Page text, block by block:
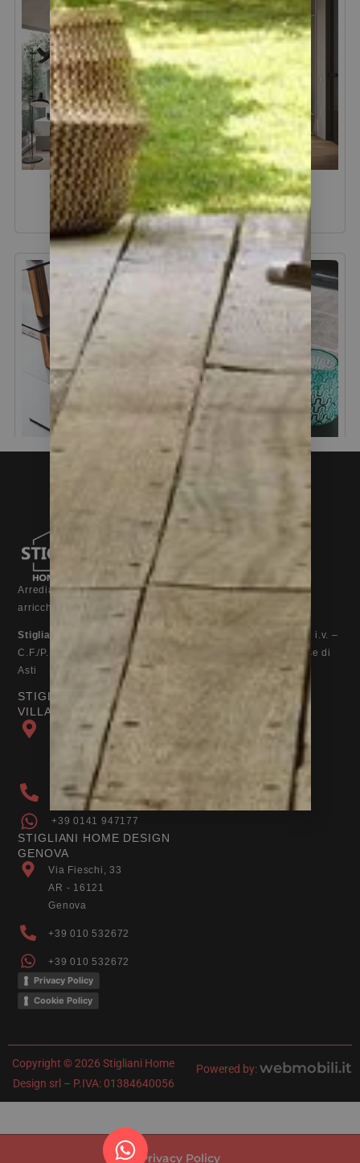
Arrediamo la tua casa,
arricchiamo la tua vita
Stigliani Home Design S.r.l.
– Capitale sociale € 20.000,00 i.v. –
C.F./P.IVA 01384640056 – REA AT-111126 – Registro Imprese di
Asti
STIGLIANI HOME DESIGN
VILLANOVA D'ASTI
Strada Varletta 1,
Villanova d'Asti (At)
Regione Valdichiesa - 14019
+39 0141 947681
+39 0141 947177
STIGLIANI HOME DESIGN
GENOVA
Via Fieschi, 33
AR - 16121
Genova
+39 010 532672
+39 010 532672
Privacy Policy
Cookie Policy
Copyright © 2026 Stigliani Home
Design srl – P.IVA: 01384640056
Powered by:webmobili.it
Privacy Policy